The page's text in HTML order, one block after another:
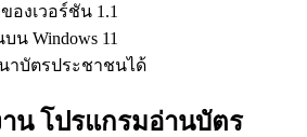
งเวอร์ชัน 1.1
น Windows 11
าบัตรประชาชนได้
าน โปรแกรมอ่านบัตร